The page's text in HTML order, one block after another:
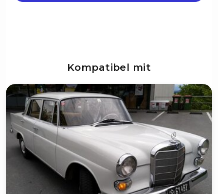
Kompatibel mit